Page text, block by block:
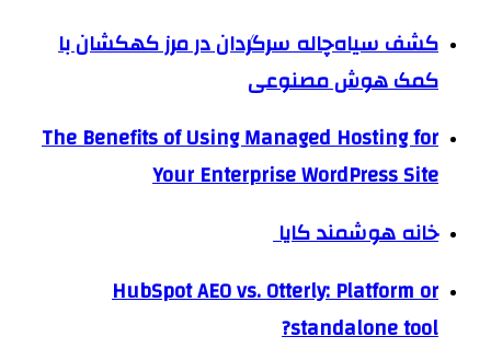
کشف سیاه‌چاله سرگردان در مرز کهکشان با
کمک هوش مصنوعی
The Benefits of Using Managed Hosting for
Your Enterprise WordPress Site
خانه هوشمند کایا
HubSpot AEO vs. Otterly: Platform or
standalone tool?